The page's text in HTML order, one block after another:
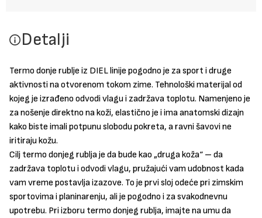
Detalji
Termo donje rublje iz DIEL linije pogodno je za sport i druge
aktivnosti na otvorenom tokom zime. Tehnološki materijal od
kojeg je izrađeno odvodi vlagu i zadržava toplotu. Namenjeno je
za nošenje direktno na koži, elastično je i ima anatomski dizajn
kako biste imali potpunu slobodu pokreta, a ravni šavovi ne
iritiraju kožu.
Cilj termo donjeg rublja je da bude kao „druga koža“ – da
zadržava toplotu i odvodi vlagu, pružajući vam udobnost kada
vam vreme postavlja izazove. To je prvi sloj odeće pri zimskim
sportovima i planinarenju, ali je pogodno i za svakodnevnu
upotrebu. Pri izboru termo donjeg rublja, imajte na umu da